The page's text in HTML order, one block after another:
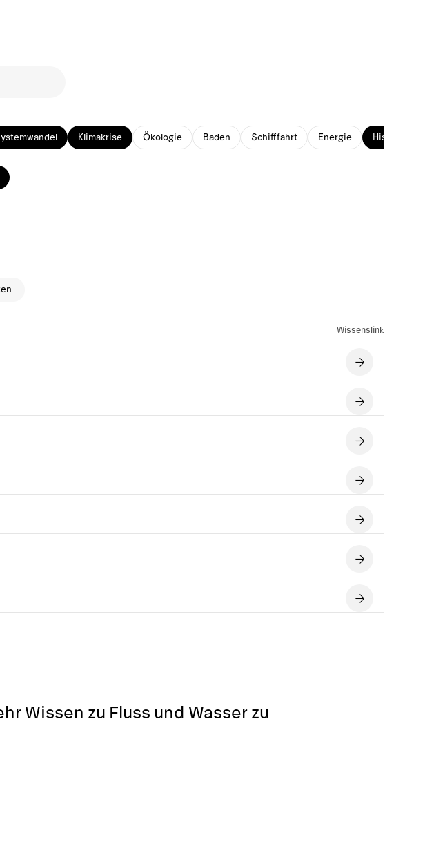
Klimakrise Ökologie Baden Schifffahrt Energie Historisches
Wissenslink
Wissen zu Fluss und Wasser zu